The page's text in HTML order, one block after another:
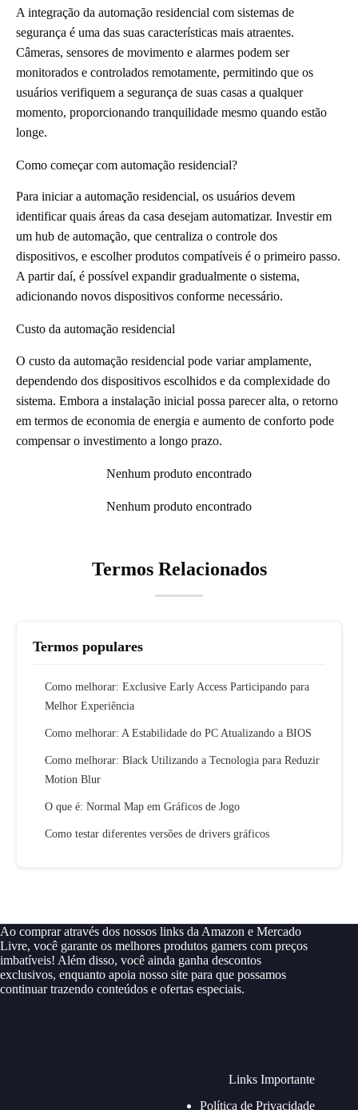
A integração da automação residencial com sistemas de
segurança é uma das suas características mais atraentes.
Câmeras, sensores de movimento e alarmes podem ser
monitorados e controlados remotamente, permitindo que os
usuários verifiquem a segurança de suas casas a qualquer
momento, proporcionando tranquilidade mesmo quando estão
longe.
Como começar com automação residencial?
Para iniciar a automação residencial, os usuários devem
identificar quais áreas da casa desejam automatizar. Investir em
um hub de automação, que centraliza o controle dos
dispositivos, e escolher produtos compatíveis é o primeiro passo.
A partir daí, é possível expandir gradualmente o sistema,
adicionando novos dispositivos conforme necessário.
Custo da automação residencial
O custo da automação residencial pode variar amplamente,
dependendo dos dispositivos escolhidos e da complexidade do
sistema. Embora a instalação inicial possa parecer alta, o retorno
em termos de economia de energia e aumento de conforto pode
compensar o investimento a longo prazo.
Nenhum produto encontrado
Nenhum produto encontrado
Termos Relacionados
Termos populares
Como melhorar: Exclusive Early Access Participando para
Melhor Experiência
Como melhorar: A Estabilidade do PC Atualizando a BIOS
Como melhorar: Black Utilizando a Tecnologia para Reduzir
Motion Blur
O que é: Normal Map em Gráficos de Jogo
Como testar diferentes versões de drivers gráficos
Ao comprar através dos nossos links da Amazon e Mercado
Livre, você garante os melhores produtos gamers com preços
imbatíveis! Além disso, você ainda ganha descontos
exclusivos, enquanto apoia nosso site para que possamos
continuar trazendo conteúdos e ofertas especiais.
Links Importante
Política de Privacidade